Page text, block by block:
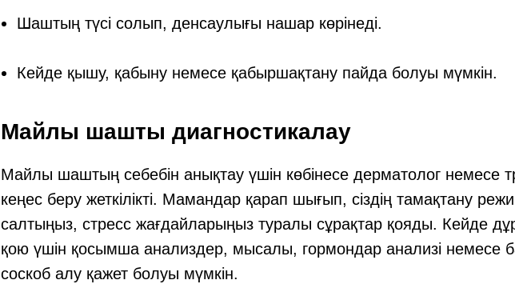
Шаштың түсі солып, денсаулығы нашар көрінеді.
Кейде қышу, қабыну немесе қабыршақтану пайда болуы мүмкін.
Майлы шашты диагностикалау
Майлы шаштың себебін анықтау үшін көбінесе дерматолог немесе
кеңес беру жеткілікті. Мамандар қарап шығып, сіздің тамақтану
салтыңыз, стресс жағдайларыңыз туралы сұрақтар қояды. Кейде
қою үшін қосымша анализдер, мысалы, гормондар анализі немесе
соскоб алу қажет болуы мүмкін.